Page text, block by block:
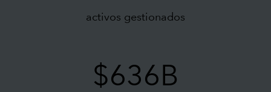
activos gestionados
$636B